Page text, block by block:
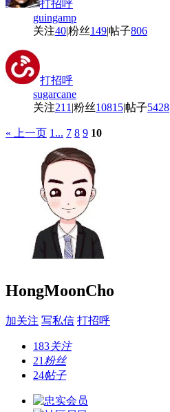
打招呼
guingamp
关注40|粉丝149|帖子806
打招呼
sugarcane
关注211 |粉丝10815|帖子5428
« 上一页 1... 7 8 9 10
HongMoonCho
加关注 写私信 打招呼
183关注
21 粉丝
24帖子